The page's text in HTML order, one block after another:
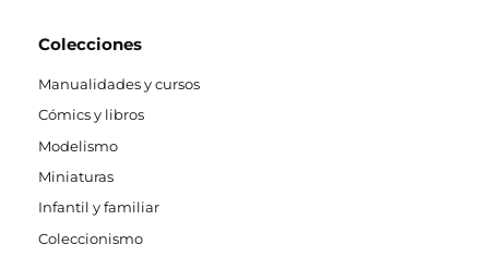
Colecciones
Manualidades y cursos
Cómics y libros
Modelismo
Miniaturas
Infantil y familiar
Coleccionismo